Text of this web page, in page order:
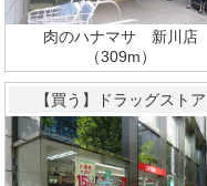
肉のハナマサ 新川店
（309m）
【買う】ドラッグストア